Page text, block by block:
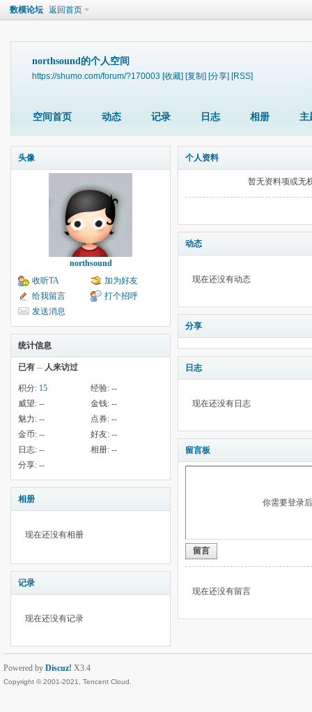
数模论坛 返回首页
northsound的个人空间
https://shumo.com/forum/?170003 [收藏] [复制] [分享] [RSS]
空间首页 动态 记录 日志 相册 主
头像
northsound
收听TA
加为好友
给我留言
打个招呼
发送消息
统计信息
已有 -- 人来访过
积分: 15 经验: --
威望: -- 金钱: --
魅力: -- 点券: --
金币: -- 好友: --
日志: -- 相册: --
分享: --
相册
现在还没有相册
记录
现在还没有记录
个人资料
暂无资料项或无
动态
现在还没有动态
分享
日志
现在还没有日志
留言板
你需要登录
留言
现在还没有留言
Powered by Discuz! X3.4
Copyright © 2001-2021, Tencent Cloud.